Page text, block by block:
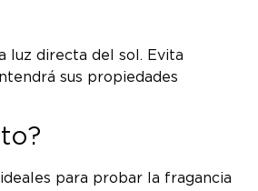
luz directa del sol. Evita
sus propiedades
para probar la fragancia